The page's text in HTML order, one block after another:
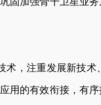
术，注重发展新技
用的有效衔接，有